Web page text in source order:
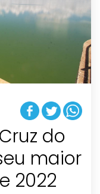
do
maior
2022